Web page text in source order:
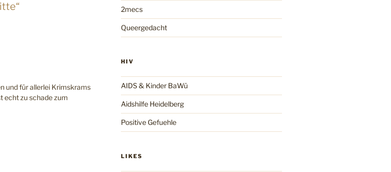
und für allerlei Krimskrams
echt zu schade zum
2mecs
Queergedacht
HIV
AIDS & Kinder BaWü
Aidshilfe Heidelberg
Positive Gefuehle
LIKES